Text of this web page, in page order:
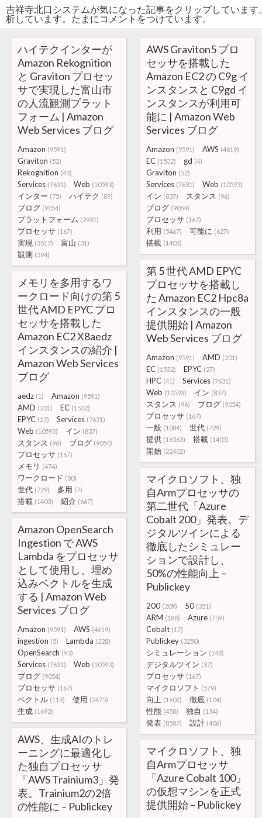
吉祥寺北口システムが気になった記事をクリップしていま
析しています。たまにコメントをつけています。
ハイテクインターが
Amazon Rekognition
と Graviton プロセッ
サで実現した富山市
の人流観測プラット
フォーム | Amazon
Web Services ブログ
Amazon (9591)
Graviton (52)
Rekognition (45)
Services (7631) Web (10593)
インター (75) ハイテク (89)
ブログ (9054)
プラットフォーム (2931)
プロセッサ (167)
実現 (3517) 富山 (31)
観測 (394)
AWS Graviton5 プロ
セッサを搭載した
Amazon EC2 の C9g イ
ンスタンスと C9gd イ
ンスタンスが利用可
能に | Amazon Web
Services ブログ
Amazon (9591) AWS (4619)
EC (1532) gd (4)
Graviton (52)
Services (7631) Web (10593)
イン (837) スタンス (96)
ブログ (9054)
プロセッサ (167)
利用 (5467) 可能に (627)
搭載 (1403)
第 5 世代 AMD EPYC
プロセッサを搭載し
た Amazon EC2 Hpc8a
インスタンスの一般
提供開始 | Amazon
Web Services ブログ
Amazon (9591) AMD (201)
EC (1532) EPYC (27)
HPC (41) Services (7631)
Web (10593) イン (837)
スタンス (96) ブログ (9054)
プロセッサ (167)
一般 (1084) 世代 (729)
提供 (16563) 搭載 (1403)
開始 (22402)
メモリを多用するワ
ークロード向けの第 5
世代 AMD EPYC プロ
セッサを搭載した
Amazon EC2 X8aedz
インスタンスの紹介 |
Amazon Web Services
ブログ
aedz (1) Amazon (9591)
AMD (201) EC (1532)
EPYC (27) Services (7631)
Web (10593) イン (837)
スタンス (96) ブログ (9054)
プロセッサ (167)
メモリ (474)
ワークロード (80)
世代 (729) 多用 (7)
搭載 (1403) 紹介 (667)
マイクロソフト、独
自Armプロセッサの
第二世代「Azure
Cobalt 200」発表。デ
ジタルツインによる
徹底したシミュレー
ションで設計し、
50%の性能向上 –
Publickey
200 (209) 50 (351)
ARM (188) Azure (759)
Cobalt (17)
Publickey (3250)
シミュレーション (148)
デジタルツイン (37)
プロセッサ (167)
マイクロソフト (579)
向上 (1602) 徹底 (104)
性能 (458) 独自 (134)
発表 (8587) 設計 (406)
Amazon OpenSearch
Ingestion で AWS
Lambda をプロセッサ
として使用し、埋め
込みベクトルを生成
する | Amazon Web
Services ブログ
Amazon (9591) AWS (4619)
ingestion (5) Lambda (228)
OpenSearch (93)
Services (7631) Web (10593)
ブログ (9054)
プロセッサ (167)
ベクトル (119) 使用 (2475)
生成 (1692)
AWS、生成AIのトレ
ーニングに最適化し
た独自プロセッサ
「AWS Trainium3」発
表。Trainium2の2倍
の性能に – Publickey
マイクロソフト、独
自Armプロセッサ
「Azure Cobalt 100」
の仮想マシンを正式
提供開始 – Publickey